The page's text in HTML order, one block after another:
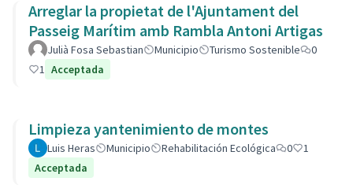
Arreglar la propietat de l'Ajuntament del
Passeig Marítim amb Rambla Antoni Artigas
Julià Fosa Sebastian Municipio Turismo Sostenible
0
1 Acceptada
Limpieza yantenimiento de montes
Luis Heras Municipio Rehabilitación Ecológica 0
1
Acceptada